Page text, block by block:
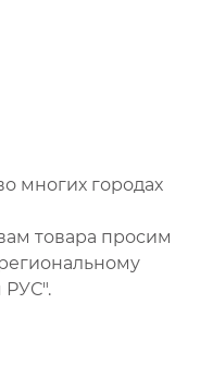
многих городах
товара просим